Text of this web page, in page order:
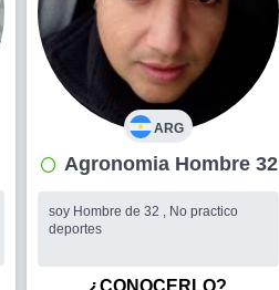
ARG
Agronomia Hombre 32
soy Hombre de 32 , No practico
deportes